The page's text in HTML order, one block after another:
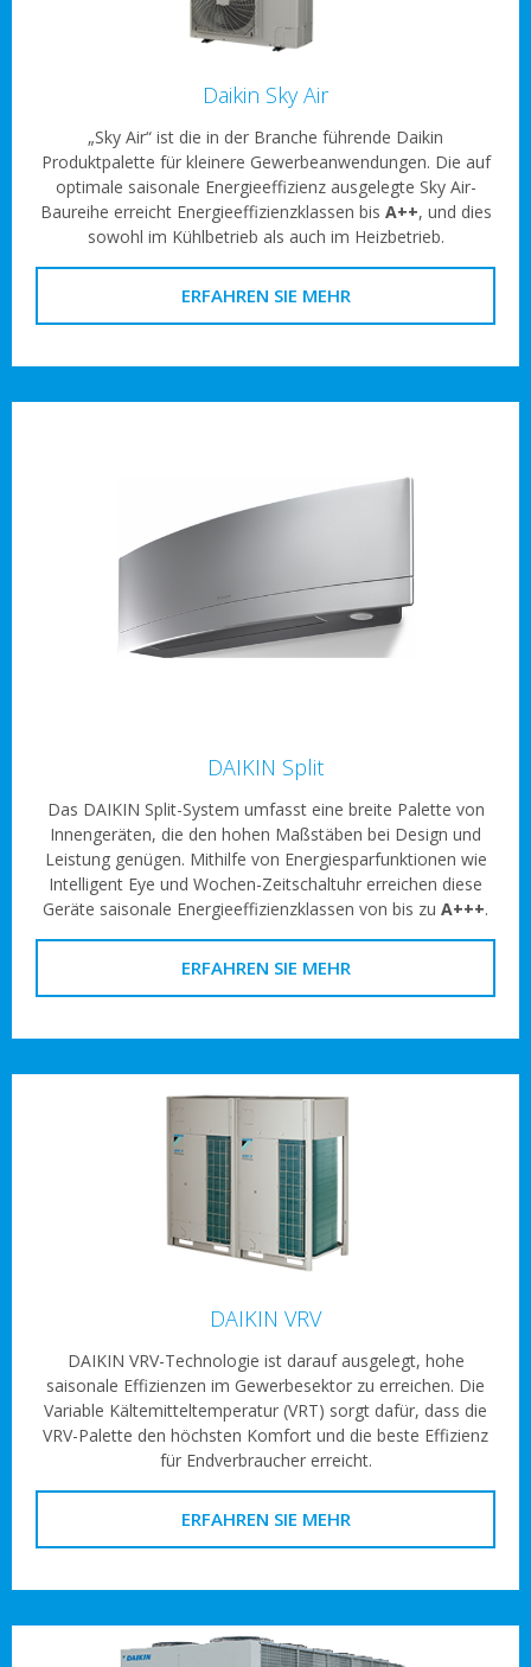
Daikin Sky Air
„Sky Air“ ist die in der Branche führende Daikin
Produktpalette für kleinere Gewerbeanwendungen. Die auf
optimale saisonale Energieeffizienz ausgelegte Sky Air-
Baureihe erreicht Energieeffizienzklassen bis A++, und dies
sowohl im Kühlbetrieb als auch im Heizbetrieb.
ERFAHREN SIE MEHR
DAIKIN Split
Das DAIKIN Split-System umfasst eine breite Palette von
Innengeräten, die den hohen Maßstäben bei Design und
Leistung genügen. Mithilfe von Energiesparfunktionen wie
Intelligent Eye und Wochen-Zeitschaltuhr erreichen diese
Geräte saisonale Energieeffizienzklassen von bis zu A+++.
ERFAHREN SIE MEHR
DAIKIN VRV
DAIKIN VRV-Technologie ist darauf ausgelegt, hohe
saisonale Effizienzen im Gewerbesektor zu erreichen. Die
Variable Kältemitteltemperatur (VRT) sorgt dafür, dass die
VRV-Palette den höchsten Komfort und die beste Effizienz
für Endverbraucher erreicht.
ERFAHREN SIE MEHR